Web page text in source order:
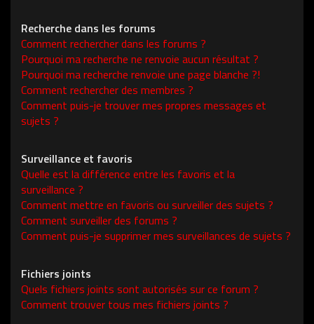
Recherche dans les forums
Comment rechercher dans les forums ?
Pourquoi ma recherche ne renvoie aucun résultat ?
Pourquoi ma recherche renvoie une page blanche ?!
Comment rechercher des membres ?
Comment puis-je trouver mes propres messages et
sujets ?
Surveillance et favoris
Quelle est la différence entre les favoris et la
surveillance ?
Comment mettre en favoris ou surveiller des sujets ?
Comment surveiller des forums ?
Comment puis-je supprimer mes surveillances de sujets ?
Fichiers joints
Quels fichiers joints sont autorisés sur ce forum ?
Comment trouver tous mes fichiers joints ?